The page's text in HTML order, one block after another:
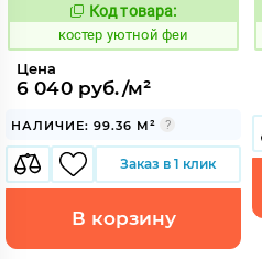
810738
Код товара:
костер уютной феи
Цена
6 040 руб./м²
НАЛИЧИЕ: 99.36 М²
Заказ в 1 клик
В корзину